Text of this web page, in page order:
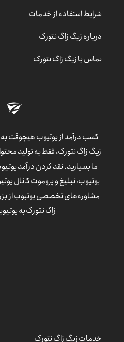
خدمات زیگ زاگ نتورک
شرایط استفاده از خدمات
درباره زیگ زاگ نتورک
تماس با زیگ زاگ نتورک
کسب درآمد از یوتیوب هیچوقت به
زیگ زاگ نتورک، فقط به تولید محتوا
ما بسپارید. نقد کردن درآمد
یوتیوب، تبلیغ و پروموت کانال
مشاوره‌های تخصصی یوتیوب از
زاگ نتورک به